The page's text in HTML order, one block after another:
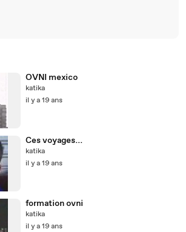
OVNI mexico
katika
il y a 19 ans
Ces voyages...
katika
il y a 19 ans
formation ovni
katika
il y a 19 ans